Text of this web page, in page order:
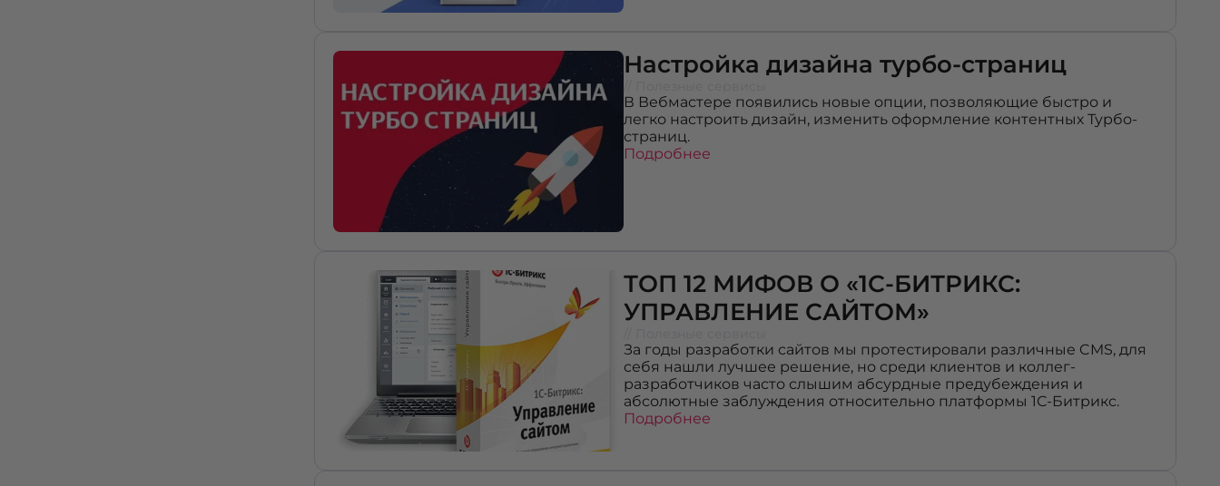
Настройка дизайна турбо-страниц
В Вебмастере появились новые опции, позволяющие быстро и
легко настроить дизайн, изменить оформление контентных Турбо-
страниц.
Подробнее
ТОП 12 МИФОВ О «1С-БИТРИКС:
УПРАВЛЕНИЕ САЙТОМ»
За годы разработки сайтов мы протестировали различные CMS, для
себя нашли лучшее решение, но среди клиентов и коллег-
разработчиков часто слышим абсурдные предубеждения и
абсолютные заблуждения относительно платформы 1С-Битрикс.
Подробнее